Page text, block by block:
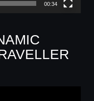
00:34